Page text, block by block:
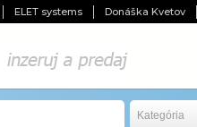
ELET systems Donáška Kvetov
Kategória